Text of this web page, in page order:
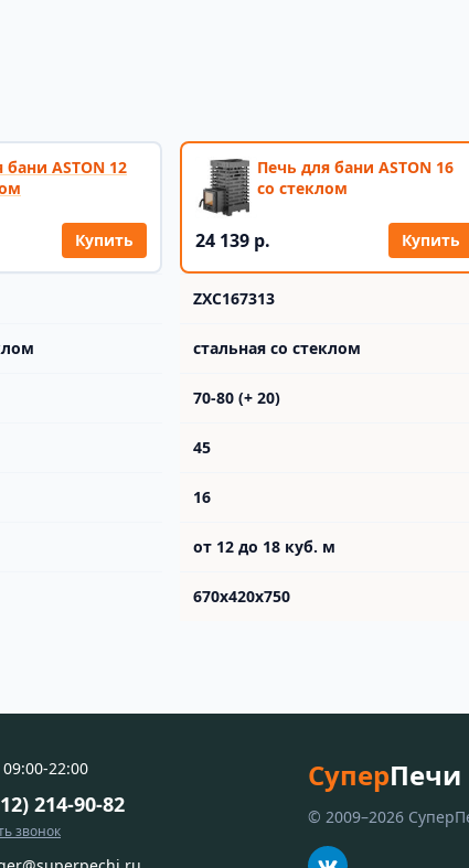
бани ASTON 12
Купить
Печь для бани ASTON 16
со стеклом
24 139 р. Купить
ZXC167313
стальная со стеклом
70-80 (+ 20)
45
16
от 12 до 18 куб. м
670х420х750
22:00
214-90-82
звонок
СуперПечи
© 2009–2026